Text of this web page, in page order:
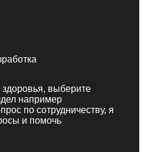
выберите
например
по сотрудничеству, я
и помочь